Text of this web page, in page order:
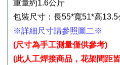
重量約1.6公斤
包裝尺寸：長55*寬51*高13.5
※詳細尺寸請參照圖二※
(尺寸為手工測量僅供參考)
(此人工焊接商品，花架間距